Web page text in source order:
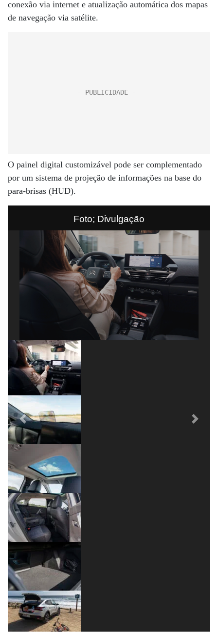
conexão via internet e atualização automática dos mapas
de navegação via satélite.
O painel digital customizável pode ser complementado
por um sistema de projeção de informações na base do
para-brisas (HUD).
Foto; Divulgação
Previous Next